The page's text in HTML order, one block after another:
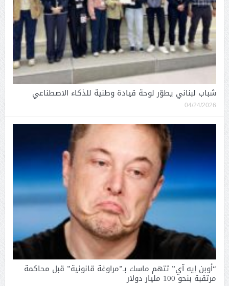
شباب لبناني يطوّر لوحة قيادة وطنية للذكاء الاصطناعي
04/24/2026
“أوبن إيه آي” تتهم ماسك بـ”مراوغة قانونية” قبل محاكمة
مرتقبة بنحو 100 مليار دولار